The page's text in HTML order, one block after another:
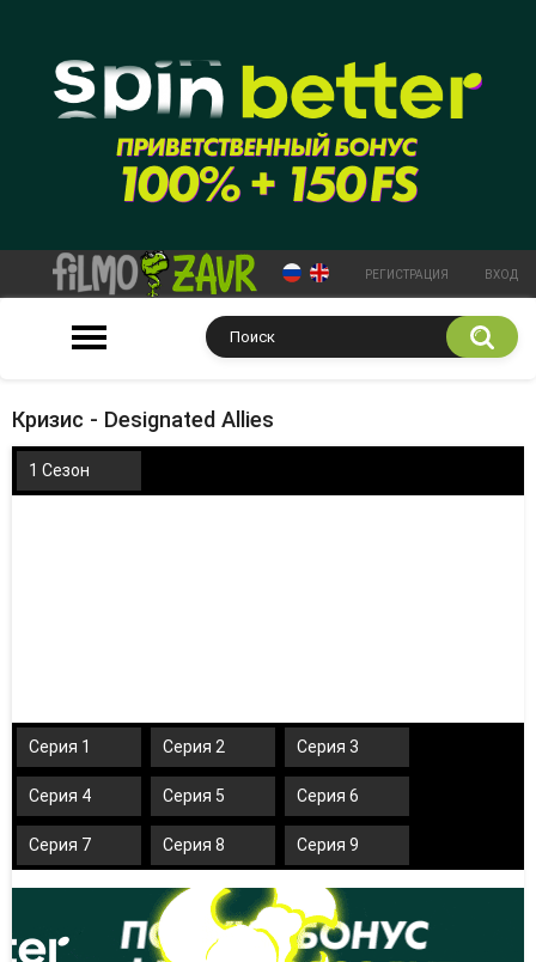
РЕГИСТРАЦИЯ ВХОД
Кризис - Designated Allies
1 Сезон
Серия 1 Серия 2 Серия 3
Серия 4 Серия 5 Серия 6
Серия 7 Серия 8 Серия 9